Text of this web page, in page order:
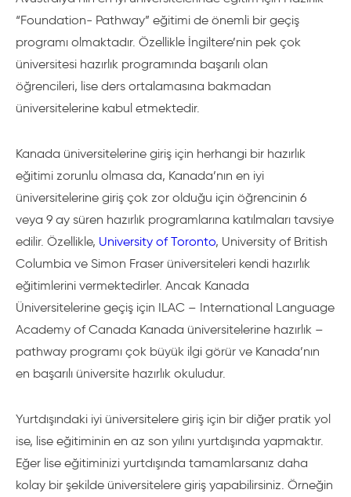
“Foundation- Pathway” eğitimi de önemli bir geçiş
programı olmaktadır. Özellikle İngiltere’nin pek çok
üniversitesi hazırlık programında başarılı olan
öğrencileri, lise ders ortalamasına bakmadan
üniversitelerine kabul etmektedir.
Kanada üniversitelerine giriş için herhangi bir hazırlık
eğitimi zorunlu olmasa da, Kanada’nın en iyi
üniversitelerine giriş çok zor olduğu için öğrencinin 6
veya 9 ay süren hazırlık programlarına katılmaları tavsiye
edilir. Özellikle, University of Toronto, University of British
Columbia ve Simon Fraser üniversiteleri kendi hazırlık
eğitimlerini vermektedirler. Ancak Kanada
Üniversitelerine geçiş için ILAC – International Language
Academy of Canada Kanada üniversitelerine hazırlık –
pathway programı çok büyük ilgi görür ve Kanada’nın
en başarılı üniversite hazırlık okuludur.
Yurtdışındaki iyi üniversitelere giriş için bir diğer pratik yol
ise, lise eğitiminin en az son yılını yurtdışında yapmaktır.
Eğer lise eğitiminizi yurtdışında tamamlarsanız daha
kolay bir şekilde üniversitelere giriş yapabilirsiniz. Örneğin